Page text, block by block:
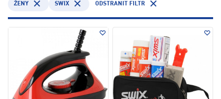
ŽENY SWIX ODSTRANIT FILTR